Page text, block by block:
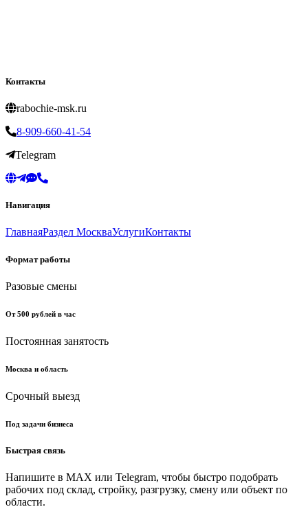
Контакты
rabochie-msk.ru
8-909-660-41-54
Telegram
Навигация
ГлавнаяРаздел МоскваУслугиКонтакты
Формат работы
Разовые смены
От 500 рублей в час
Постоянная занятость
Москва и область
Срочный выезд
Под задачи бизнеса
Быстрая связь
Напишите в MAX или Telegram, чтобы быстро подобрать
рабочих под склад, стройку, разгрузку, смену или объект по
области.